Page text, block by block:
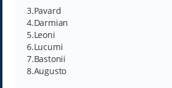
3.Pavard
4.Darmian
5.Leoni
6.Lucumi
7.Bastonii
8.Augusto